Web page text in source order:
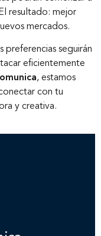
resultado: mejor
mercados.
preferencias seguirán
eficientemente
, estamos
con tu
y creativa.